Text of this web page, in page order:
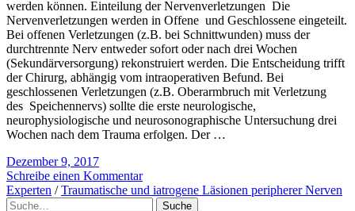
werden können. Einteilung der Nervenverletzungen Die
Nervenverletzungen werden in Offene und Geschlossene eingeteilt.
Bei offenen Verletzungen (z.B. bei Schnittwunden) muss der
durchtrennte Nerv entweder sofort oder nach drei Wochen
(Sekundärversorgung) rekonstruiert werden. Die Entscheidung trifft
der Chirurg, abhängig vom intraoperativen Befund. Bei
geschlossenen Verletzungen (z.B. Oberarmbruch mit Verletzung
des Speichennervs) sollte die erste neurologische,
neurophysiologische und neurosonographische Untersuchung drei
Wochen nach dem Trauma erfolgen. Der …
Dezember 9, 2017
Schreibe einen Kommentar
Experten /Traumatische und iatrogene Läsionen peripherer Nerven
Suche